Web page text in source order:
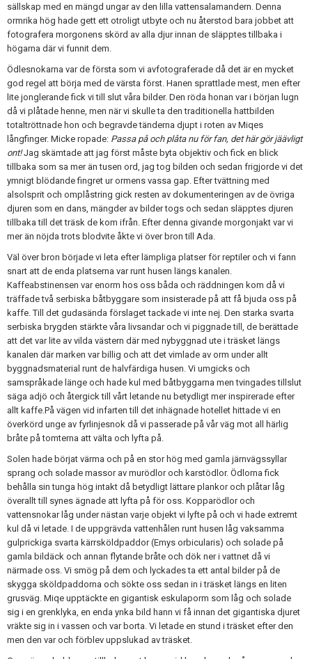
sällskap med en mängd ungar av den lilla vattensalamandern. Denna
ormrika hög hade gett ett otroligt utbyte och nu återstod bara jobbet att
fotografera morgonens skörd av alla djur innan de släpptes tillbaka i
högarna där vi funnit dem.
Ödlesnokarna var de första som vi avfotograferade då det är en mycket
god regel att börja med de värsta först. Hanen sprattlade mest, men efter
lite jonglerande fick vi till slut våra bilder. Den röda honan var i början lugn
då vi plåtade henne, men när vi skulle ta den traditionella hattbilden
totaltröttnade hon och begravde tänderna djupt i roten av Miqes
långfinger. Micke ropade: Passa på och plåta nu för fan, det här gör jäävligt
ont!Jag skämtade att jag först måste byta objektiv och fick en blick
tillbaka som sa mer än tusen ord, jag tog bilden och sedan frigjorde vi det
ymnigt blödande fingret ur ormens vassa gap. Efter tvättning med
alsolsprit och omplåstring gick resten av dokumenteringen av de övriga
djuren som en dans, mängder av bilder togs och sedan släpptes djuren
tillbaka till det träsk de kom ifrån. Efter denna givande morgonjakt var vi
mer än nöjda trots blodvite åkte vi över bron till Ada.
Väl över bron började vi leta efter lämpliga platser för reptiler och vi fann
snart att de enda platserna var runt husen längs kanalen.
Kaffeabstinensen var enorm hos oss båda och räddningen kom då vi
träffade två serbiska båtbyggare som insisterade på att få bjuda oss på
kaffe. Till det gudasända förslaget tackade vi inte nej. Den starka svarta
serbiska brygden stärkte våra livsandar och vi piggnade till, de berättade
att det var lite av vilda västern där med nybyggnad ute i träsket längs
kanalen där marken var billig och att det vimlade av orm under allt
byggnadsmaterial runt de halvfärdiga husen. Vi umgicks och
samspråkade länge och hade kul med båtbyggarna men tvingades tillslut
säga adjö och återgick till vårt letande nu betydligt mer inspirerade efter
allt kaffe.På vägen vid infarten till det inhägnade hotellet hittade vi en
överkörd unge av fyrlinjesnok då vi passerade på vår väg mot all härlig
bråte på tomterna att välta och lyfta på.
Solen hade börjat värma och på en stor hög med gamla järnvägssyllar
sprang och solade massor av murödlor och karstödlor. Ödlorna fick
behålla sin tunga hög intakt då betydligt lättare plankor och plåtar låg
överallt till synes ägnade att lyfta på för oss. Kopparödlor och
vattensnokar låg under nästan varje objekt vi lyfte på och vi hade extremt
kul då vi letade. I de uppgrävda vattenhålen runt husen låg vaksamma
gulprickiga svarta kärrsköldpaddor (Emys orbicularis) och solade på
gamla bildäck och annan flytande bråte och dök ner i vattnet då vi
närmade oss. Vi smög på dem och lyckades ta ett antal bilder på de
skygga sköldpaddorna och sökte oss sedan in i träsket längs en liten
grusväg. Miqe upptäckte en gigantisk eskulaporm som låg och solade
sig i en grenklyka, en enda ynka bild hann vi få innan det gigantiska djuret
vräkte sig in i vassen och var borta. Vi letade en stund i träsket efter den
men den var och förblev uppslukad av träsket.